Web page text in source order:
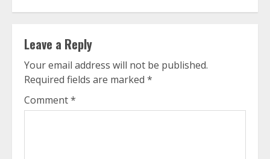
Leave a Reply
Your email address will not be published.
Required fields are marked *
Comment*